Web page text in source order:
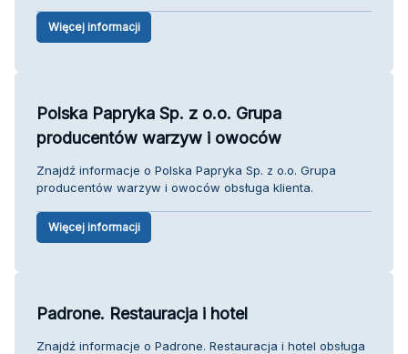
Więcej informacji
Polska Papryka Sp. z o.o. Grupa
producentów warzyw i owoców
Znajdź informacje o Polska Papryka Sp. z o.o. Grupa
producentów warzyw i owoców obsługa klienta.
Więcej informacji
Padrone. Restauracja i hotel
Znajdź informacje o Padrone. Restauracja i hotel obsługa